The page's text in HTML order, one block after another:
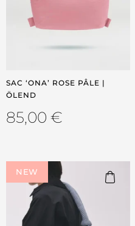
SAC ‘ONA’ ROSE PÂLE |
ÖLEND
85,00 €
NEW